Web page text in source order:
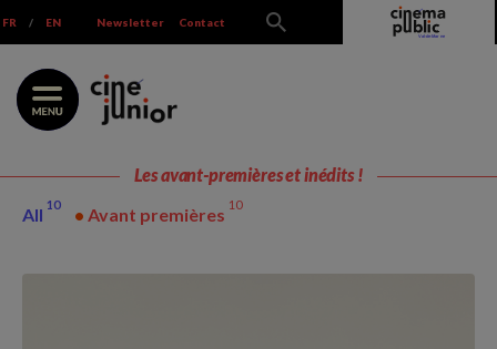
to
content
FR / EN Newsletter Contact
Les avant-premières et inédits !
All 10 • Avant premières 10